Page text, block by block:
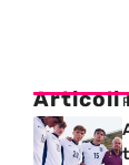
Articoli